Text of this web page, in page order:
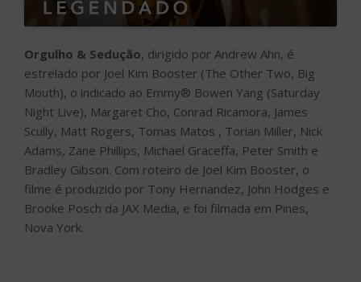
Orgulho & Sedução, dirigido por Andrew Ahn, é
estrelado por Joel Kim Booster (The Other Two, Big
Mouth), o indicado ao Emmy® Bowen Yang (Saturday
Night Live), Margaret Cho, Conrad Ricamora, James
Scully, Matt Rogers, Tomas Matos , Torian Miller, Nick
Adams, Zane Phillips, Michael Graceffa, Peter Smith e
Bradley Gibson. Com roteiro de Joel Kim Booster, o
filme é produzido por Tony Hernandez, John Hodges e
Brooke Posch da JAX Media, e foi filmada em Pines,
Nova York.